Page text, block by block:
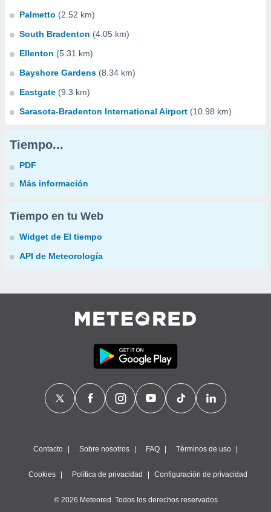
Palmetto (2.52 km)
South Bradenton (4.05 km)
Ellenton (5.31 km)
Bayshore Gardens (8.34 km)
Eastgate (9.3 km)
Sarasota-Bradenton International Airport (10.98 km)
Tiempo...
PDF
Más información
Tiempo en tu Web
Widget de El tiempo
API de Meteorología
Contacto Sobre nosotros FAQ Términos de uso
Cookies Política de privacidad Configuración de privacidad
© 2026 Meteored. Todos los derechos reservados